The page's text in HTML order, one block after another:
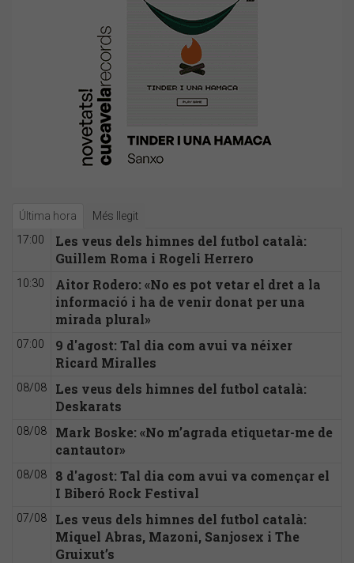
Última hora Més llegit
17:00
Les veus dels himnes del futbol català:
Guillem Roma i Rogeli Herrero
10:30
Aitor Rodero: «No es pot vetar el dret a la
informació i ha de venir donat per una
mirada plural»
07:00
9 d'agost: Tal dia com avui va néixer
Ricard Miralles
08/08
Les veus dels himnes del futbol català:
Deskarats
08/08
Mark Boske: «No m’agrada etiquetar-me de
cantautor»
08/08
8 d'agost: Tal dia com avui va començar el
I Biberó Rock Festival
07/08
Les veus dels himnes del futbol català:
Miquel Abras, Mazoni, Sanjosex i The
Gruixut’s